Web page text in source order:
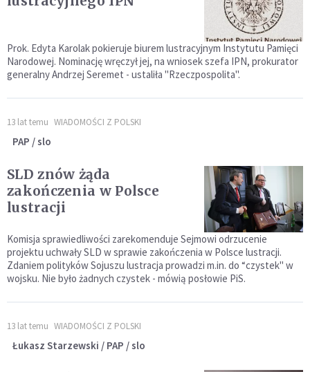
Prok. Edyta Karolak pokieruje biurem lustracyjnym Instytutu Pamięci
Narodowej. Nominację wręczył jej, na wniosek szefa IPN, prokurator
generalny Andrzej Seremet - ustaliła "Rzeczpospolita".
13 lat temu WIADOMOŚCI Z POLSKI
PAP / slo
SLD znów żąda
zakończenia w Polsce
lustracji
Komisja sprawiedliwości zarekomenduje Sejmowi odrzucenie
projektu uchwały SLD w sprawie zakończenia w Polsce lustracji.
Zdaniem polityków Sojuszu lustracja prowadzi m.in. do “czystek" w
wojsku. Nie było żadnych czystek - mówią posłowie PiS.
13 lat temu WIADOMOŚCI Z POLSKI
Łukasz Starzewski / PAP / slo